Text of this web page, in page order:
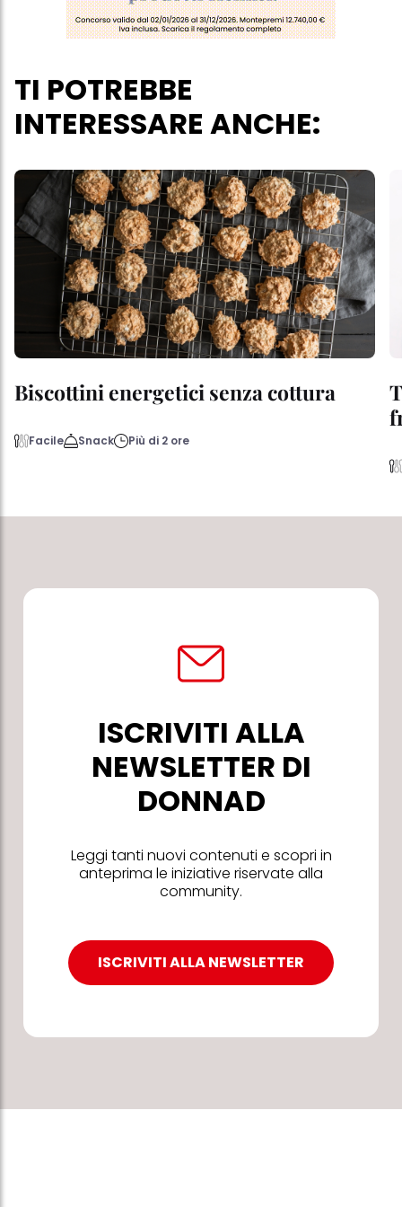
TI POTREBBE
INTERESSARE ANCHE:
Biscottini energetici senza cottura
Facile Snack Più di 2 ore
ISCRIVITI ALLA
NEWSLETTER DI
DONNAD
Leggi tanti nuovi contenuti e scopri in
anteprima le iniziative riservate alla
community.
ISCRIVITI ALLA NEWSLETTER